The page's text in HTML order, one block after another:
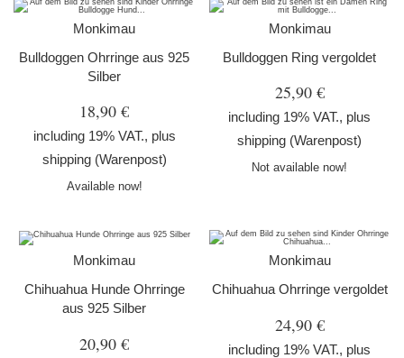
Monkimau
Bulldoggen Ohrringe aus 925
Silber
18,90 €
including 19% VAT., plus
shipping (Warenpost)
Available now!
Monkimau
Bulldoggen Ring vergoldet
25,90 €
including 19% VAT., plus
shipping (Warenpost)
Not available now!
Monkimau
Chihuahua Hunde Ohrringe
aus 925 Silber
20,90 €
Monkimau
Chihuahua Ohrringe vergoldet
24,90 €
including 19% VAT., plus